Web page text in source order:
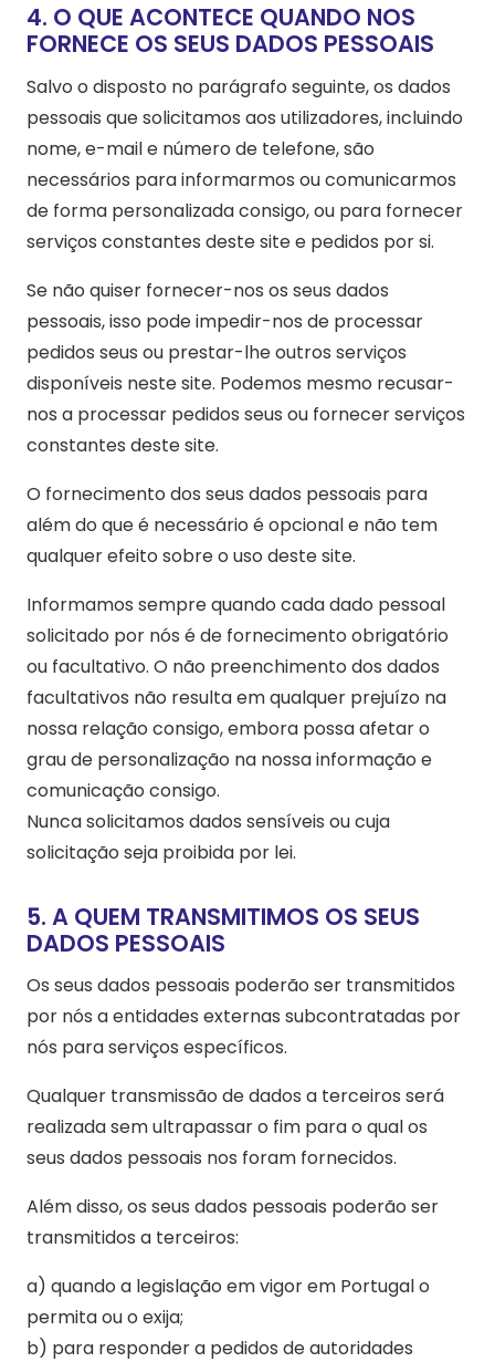
4. O QUE ACONTECE QUANDO NOS
FORNECE OS SEUS DADOS PESSOAIS
Salvo o disposto no parágrafo seguinte, os dados
pessoais que solicitamos aos utilizadores, incluindo
nome, e-mail e número de telefone, são
necessários para informarmos ou comunicarmos
de forma personalizada consigo, ou para fornecer
serviços constantes deste site e pedidos por si.
Se não quiser fornecer-nos os seus dados
pessoais, isso pode impedir-nos de processar
pedidos seus ou prestar-lhe outros serviços
disponíveis neste site. Podemos mesmo recusar-
nos a processar pedidos seus ou fornecer serviços
constantes deste site.
O fornecimento dos seus dados pessoais para
além do que é necessário é opcional e não tem
qualquer efeito sobre o uso deste site.
Informamos sempre quando cada dado pessoal
solicitado por nós é de fornecimento obrigatório
ou facultativo. O não preenchimento dos dados
facultativos não resulta em qualquer prejuízo na
nossa relação consigo, embora possa afetar o
grau de personalização na nossa informação e
comunicação consigo.
Nunca solicitamos dados sensíveis ou cuja
solicitação seja proibida por lei.
5. A QUEM TRANSMITIMOS OS SEUS
DADOS PESSOAIS
Os seus dados pessoais poderão ser transmitidos
por nós a entidades externas subcontratadas por
nós para serviços específicos.
Qualquer transmissão de dados a terceiros será
realizada sem ultrapassar o fim para o qual os
seus dados pessoais nos foram fornecidos.
Além disso, os seus dados pessoais poderão ser
transmitidos a terceiros:
a) quando a legislação em vigor em Portugal o
permita ou o exija;
b) para responder a pedidos de autoridades